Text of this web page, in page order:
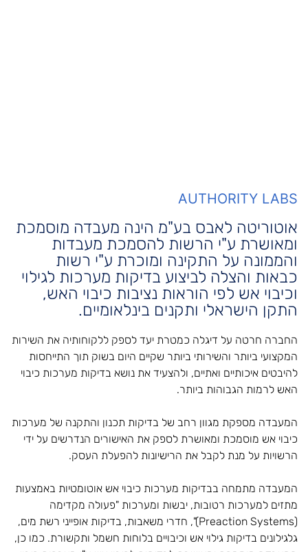
AUTHORITY LABS
אוטוריטה לאבס בע"מ הינה מעבדה מוסמכת
ומאושרת ע"י הרשות להסמכת מעבדות
והממונה על התקינה ומוכרת ע"י רשות
כבאות והצלה לביצוע בדיקות מערכות לגילוי
וכיבוי אש לפי הוראות נציבות כיבוי האש,
התקן הישראלי ותקנים בינלאומיים.
החברה חרטה על דיגלה כמטרת יעד לספק ללקוחותיה את השירות
המקצועי ביותר והשירותי ביותר שקיים היום בשוק תוך התייחסות
להיבטים איכותיים ואתיים, ולהצעיד את נושא בדיקות מערכות כיבוי
האש לרמות הגבוהות ביותר.
המעבדה מספקת מגוון רחב של בדיקות תכנון והתקנה של מערכות
כיבוי אש מוסמכת ומאושרת לספק את האישורים הנדרשים על ידי
הרשויות על מנת לקבל את הרישיונות להפעלת העסק.
המעבדה מתמחה בבדיקות מערכות כיבוי אש אוטומטיות באמצעות
מתזים למערכות רטובות, יבשות ומערכות "פעולה מקדימה
(Preaction Systems)", חדרי משאבות, בדיקות אופייני רשת מים,
גלגילונים בדיקות גילוי אש וכיבויים בלוחות חשמל ותקשורת. כמו כן,